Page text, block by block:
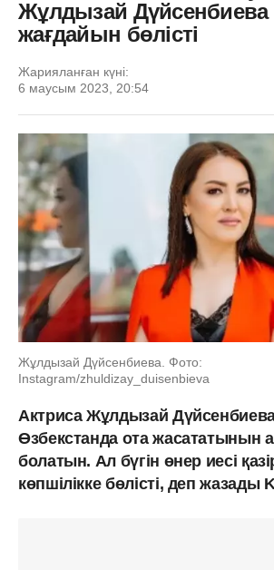
Жұлдызай Дүйсенбиева
жағдайын бөлісті
Жарияланған күні:
6 маусым 2023, 20:54
Жұлдызай Дүйсенбиева. Фото:
Instagram/zhuldizay_duisenbieva
Актриса Жұлдызай
Өзбекстанда ота жасататынын
болатын. Ал бүгін өнер иесі
көпшілікке бөлісті, деп жазады